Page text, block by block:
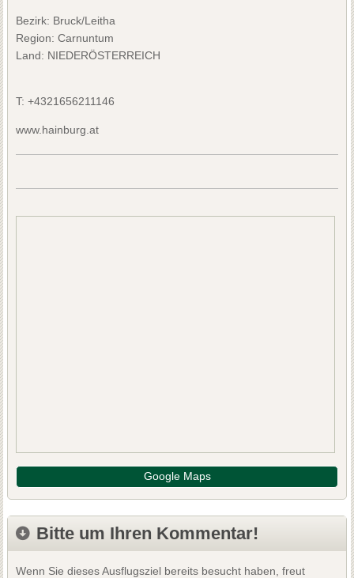
Bezirk: Bruck/Leitha
Region: Carnuntum
Land: NIEDERÖSTERREICH
T: +4321656211146
www.hainburg.at
Google Maps
Bitte um Ihren Kommentar!
Wenn Sie dieses Ausflugsziel bereits besucht haben, freut